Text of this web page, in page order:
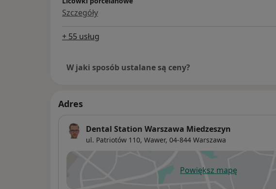
Szczegóły
+ 55 usług
W jaki sposób ustalane są ceny?
Adres
Dental Station Warszawa Miedzeszyn
ul. Patriotów 110, Wawer, 04-844 Warszawa
Powiększ mapę
otwiera się w